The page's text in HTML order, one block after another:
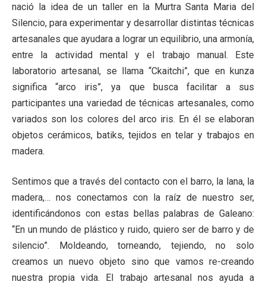
nació la idea de un taller en la Murtra Santa Maria del
Silencio, para experimentar y desarrollar distintas técnicas
artesanales que ayudara a lograr un equilibrio, una armonía,
entre la actividad mental y el trabajo manual. Este
laboratorio artesanal, se llama “Ckaitchi”, que en kunza
significa “arco iris”, ya que busca facilitar a sus
participantes una variedad de técnicas artesanales, como
variados son los colores del arco iris. En él se elaboran
objetos cerámicos, batiks, tejidos en telar y trabajos en
madera.
Sentimos que a través del contacto con el barro, la lana, la
madera,… nos conectamos con la raíz de nuestro ser,
identificándonos con estas bellas palabras de Galeano:
“En un mundo de plástico y ruido, quiero ser de barro y de
silencio”. Moldeando, torneando, tejiendo, no solo
creamos un nuevo objeto sino que vamos re-creando
nuestra propia vida. El trabajo artesanal nos ayuda a